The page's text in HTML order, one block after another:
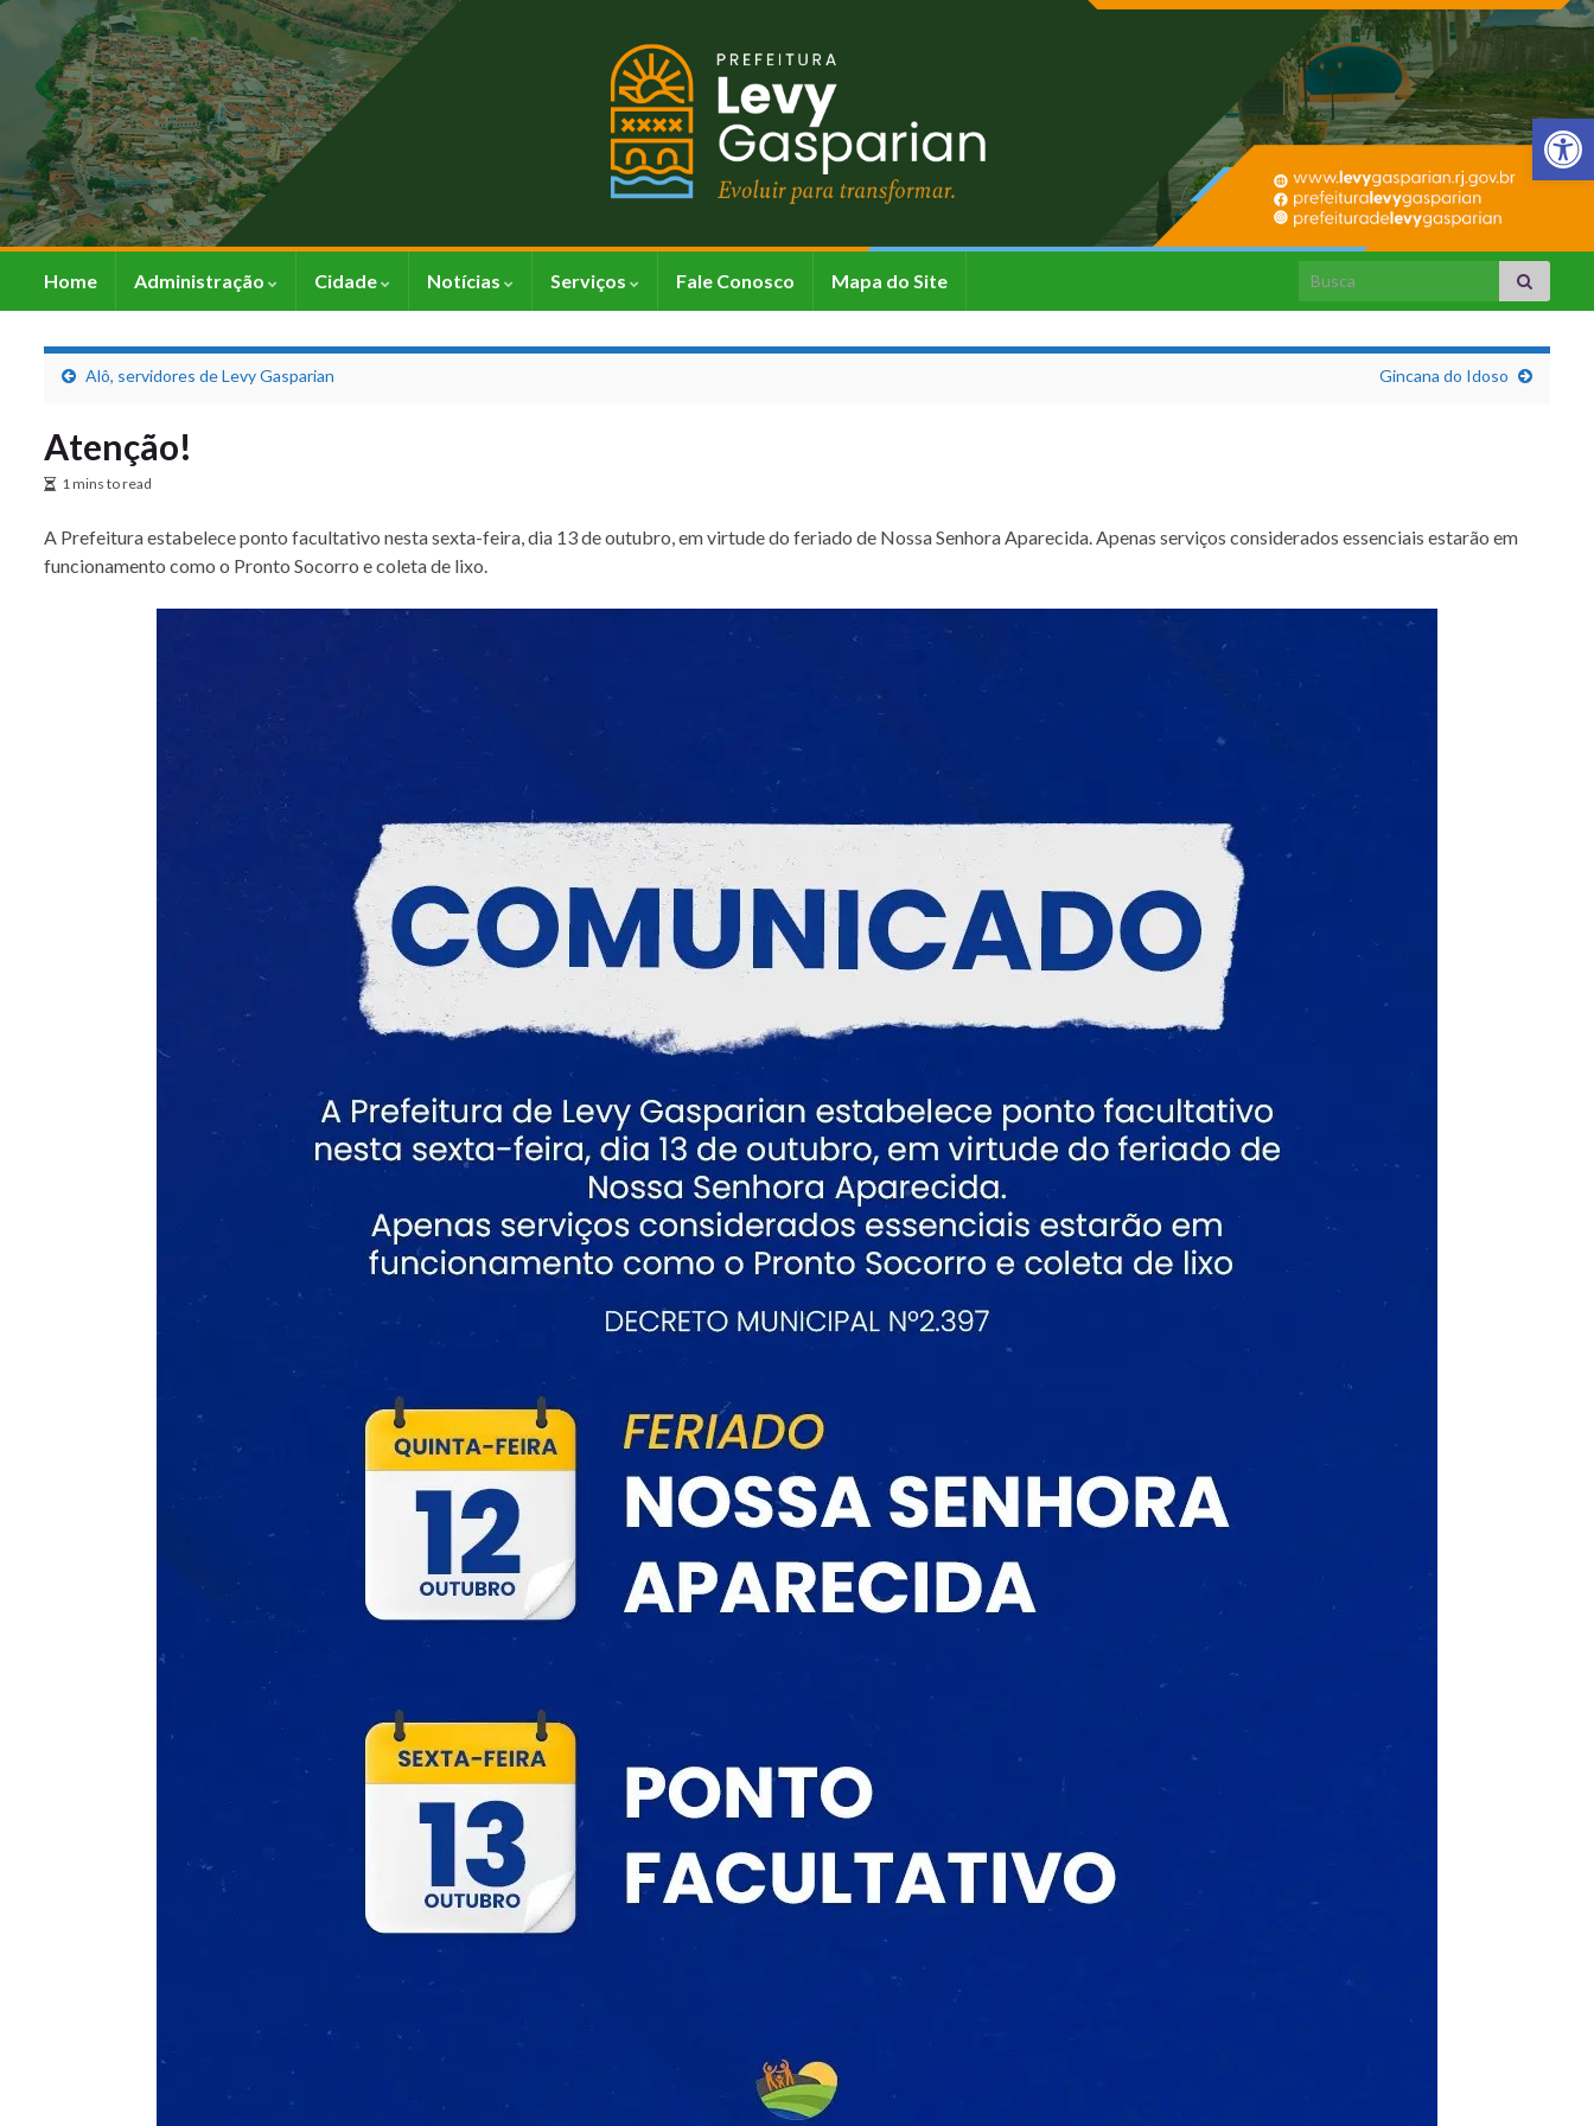
Barra de
Home Administração Cidade Notícias Serviços Fale Conosco Mapa do Site Search for:
Alô, servidores de Levy Gasparian Gincana do Idoso
Atenção!
1 mins to read
A Prefeitura estabelece ponto facultativo nesta sexta-feira, dia 13 de outubro, em virtude do feriado de Nossa Senhora Aparecida. Apenas serviços considerados essenciais estarão em
funcionamento como o Pronto Socorro e coleta de lixo.